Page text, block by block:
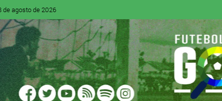
de agosto de 2026